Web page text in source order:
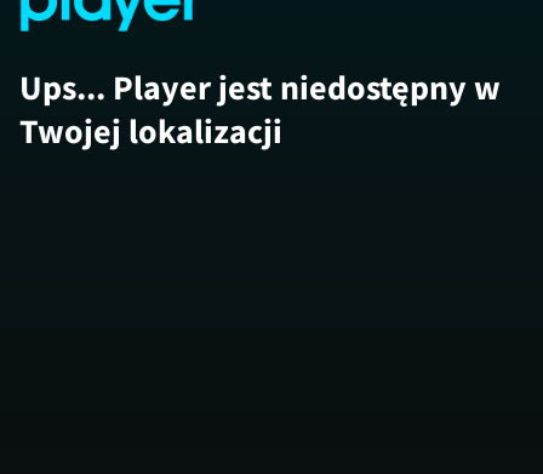
Ups... Player jest niedostępny w
Twojej lokalizacji